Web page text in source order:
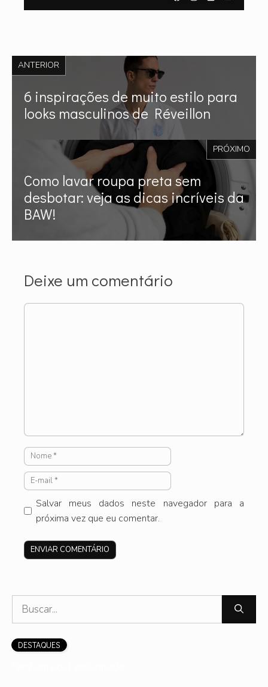
ANTERIOR
6 inspirações de muito estilo para
looks masculinos de Réveillon
PRÓXIMO
Como lavar roupa preta sem
desbotar: veja as dicas incríveis da
BAW!
Deixe um comentário
Comentário
Nome
E-
mail
Salvar meus dados neste navegador para a
próxima vez que eu comentar.
Site
Pesquisar
DESTAQUES